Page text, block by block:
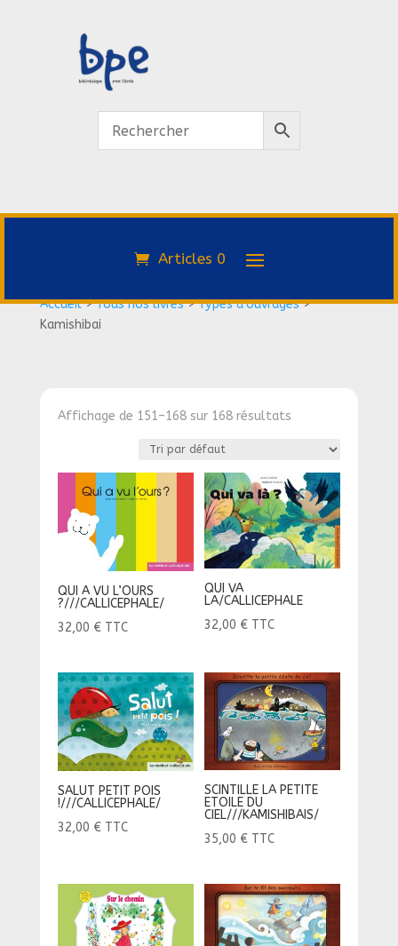
Articles 0
Accueil>Tous nos livres>Types d'ouvrages>
Kamishibai
Affichage de 151–168 sur 168 résultats
QUI A VU L’OURS
?///CALLICEPHALE/
32,00 € TTC
QUI VA
LA/CALLICEPHALE
32,00 € TTC
SALUT PETIT POIS
!///CALLICEPHALE/
32,00 € TTC
SCINTILLE LA PETITE
ETOILE DU
CIEL///KAMISHIBAIS/
35,00 € TTC